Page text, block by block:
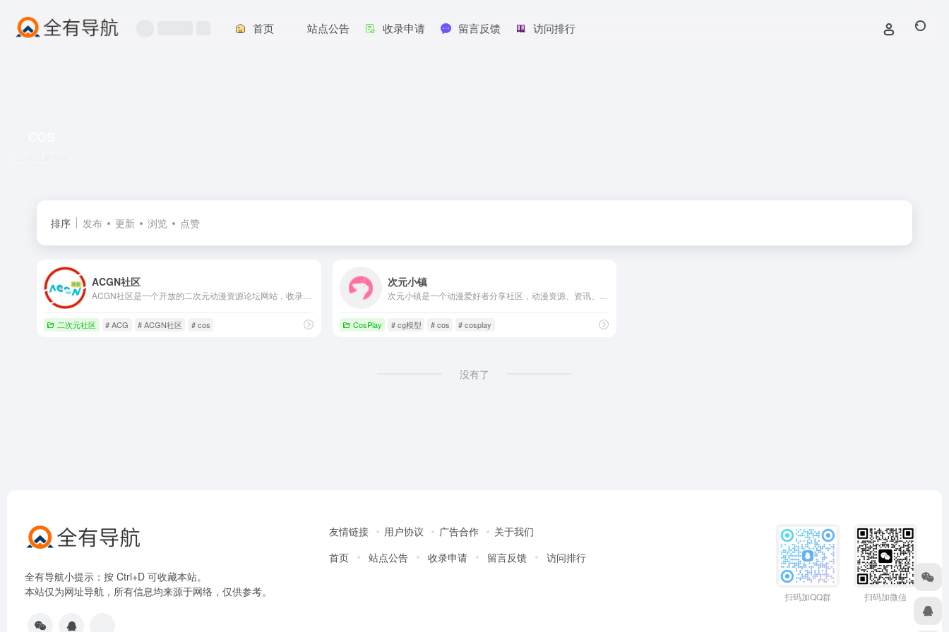
首页 站点公告 收录申请 留言反馈 访问排行
排序 发布 更新 浏览 点赞
ACGN社区
二次元社区 # ACG # ACGN社区 # cos
次元小镇
CosPlay # cg模型 # cos # cosplay
没有了
全有导航小提示：按 Ctrl+D 可收藏本站。
本站仅为网址导航，所有信息均来源于网络，仅供参考。
友情链接 用户协议 广告合作
关于我们
首页
站点公告 收录申请 留言反馈 访问排行
扫码加QQ群 扫码加微信